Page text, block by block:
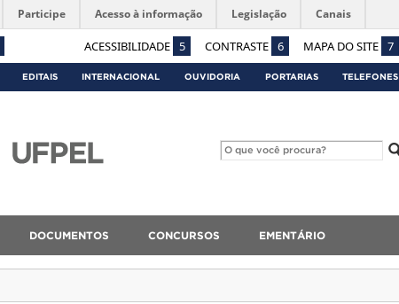
ACESSIBILIDADE 5 CONTRASTE 6 MAPA DO SITE 7
Participe Acesso à informação Legislação Canais
EDITAIS INTERNACIONAL OUVIDORIA PORTARIAS TELEFONES
DOCUMENTOS CONCURSOS EMENTÁRIO